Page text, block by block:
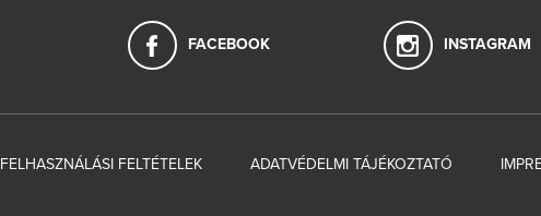
FACEBOOK INSTAGRAM
FELHASZNÁLÁSI FELTÉTELEK ADATVÉDELMI TÁJÉKOZTATÓ